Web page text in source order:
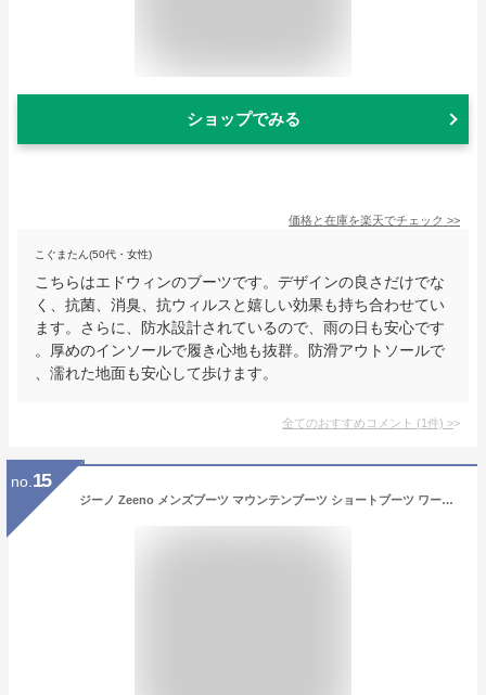
ショップでみる
価格と在庫を楽天でチェック >>
こぐまたん(50代・女性)
こちらはエドウィンのブーツです。デザインの良さだけでな
く、抗菌、消臭、抗ウィルスと嬉しい効果も持ち合わせてい
ます。さらに、防水設計されているので、雨の日も安心です
。厚めのインソールで履き心地も抜群。防滑アウトソールで
、濡れた地面も安心して歩けます。
全てのおすすめコメント (1件) >
no. 15
ジーノ Zeeno メンズブーツ マウンテンブーツ ショートブーツ ワークブーツ ジップアップ 靴 メンズシューズ 替え紐付き （ブラウン）